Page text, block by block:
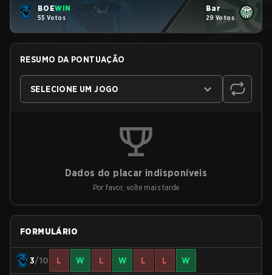
BOEWIN
55 Votos
Bar
29 Votos
RESUMO DA PONTUAÇÃO
SELECIONE UM JOGO
Dados do placar indisponíveis
Por favor, volte mais tarde
FORMULÁRIO
3/10 L W L W L L W